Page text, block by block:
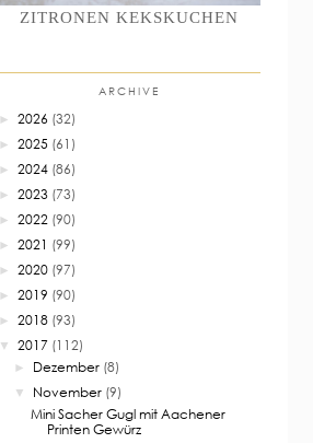
ZITRONEN KEKSKUCHEN
ARCHIVE
► 2026 (32)
► 2025 (61)
► 2024 (86)
► 2023 (73)
► 2022 (90)
► 2021 (99)
► 2020 (97)
► 2019 (90)
► 2018 (93)
▼ 2017 (112)
► Dezember (8)
▼ November (9)
Mini Sacher Gugl mit Aachener
Printen Gewürz